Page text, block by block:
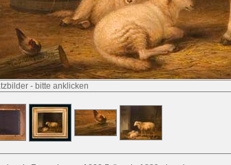
- bitte anklicken